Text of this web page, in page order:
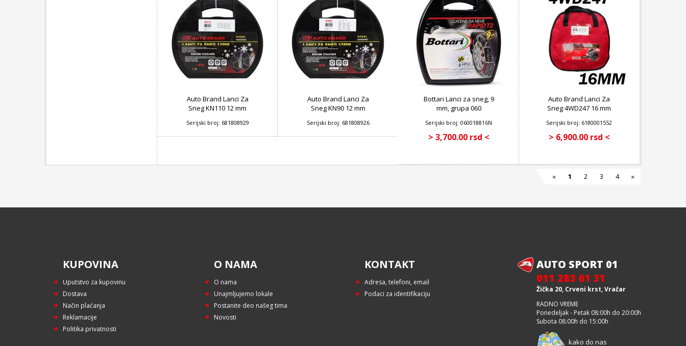
Auto Brand Lanci Za
Sneg KN110 12 mm
Serijski broj: 681808929
Auto Brand Lanci Za
Sneg KN90 12 mm
Serijski broj: 681808926
Bottari Lanci za sneg, 9
mm, grupa 060
Serijski broj: 060018816N
> 3,700.00 rsd <
Auto Brand Lanci Za
Sneg 4WD247 16 mm
Serijski broj: 6180001552
> 6,900.00 rsd <
« 1 2 3 4 »
KUPOVINA
Uputstvo za kupovinu
Dostava
Način plaćanja
Reklamacije
Politika privatnosti
O NAMA
O nama
Unajmljujemo lokale
Postanite deo našeg tima
Novosti
KONTAKT
Adresa, telefoni, email
Podaci za identifikaciju
AUTO SPORT 01
011 283 61 31
Žička 20, Crveni krst, Vračar
RADNO VREME
Ponedeljak - Petak 08:00h do 20:00h
Subota 08:00h do 15:00h
kako do nas